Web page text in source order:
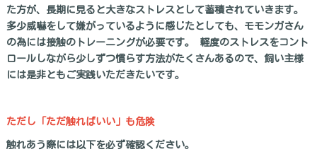
た方が、長期に見ると大きなストレスとして蓄積されていきます。
多少威嚇をして嫌がっているように感じたとしても、モモンガさん
の為には接触のトレーニングが必要です。 軽度のストレスをコント
ロールしながら少しずつ慣らす方法がたくさんあるので、飼い主様
には是非ともご実践いただきたいです。
ただし「ただ触ればいい」も危険
触れあう際には以下を必ず確認ください。